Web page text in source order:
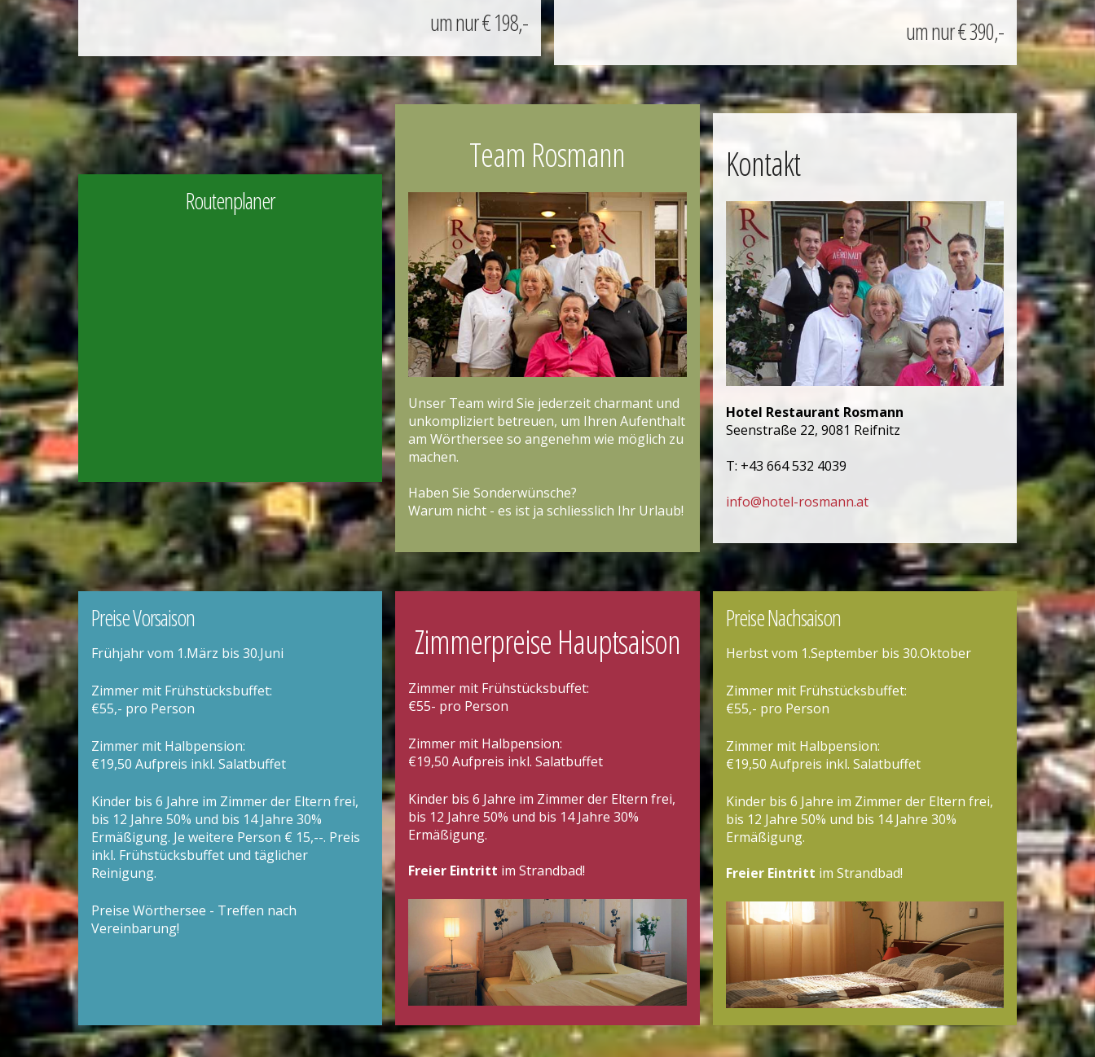
um nur € 198,- um nur € 390,-
Routenplaner
Team Rosmann
Unser Team wird Sie jederzeit charmant und
unkompliziert betreuen, um Ihren Aufenthalt
am Wörthersee so angenehm wie möglich zu
machen.
Haben Sie Sonderwünsche?
Warum nicht - es ist ja schliesslich Ihr Urlaub!
Kontakt
Hotel Restaurant Rosmann
Seenstraße 22, 9081 Reifnitz
T: +43 664 532 4039
info@hotel-rosmann.at
Preise Vorsaison
Frühjahr vom 1.März bis 30.Juni
Zimmer mit Frühstücksbuffet:
€55,- pro Person
Zimmer mit Halbpension:
€19,50 Aufpreis inkl. Salatbuffet
Kinder bis 6 Jahre im Zimmer der Eltern frei,
bis 12 Jahre 50% und bis 14 Jahre 30%
Ermäßigung. Je weitere Person € 15,--. Preis
inkl. Frühstücksbuffet und täglicher
Reinigung.
Preise Wörthersee - Treffen nach
Vereinbarung!
Zimmerpreise Hauptsaison
Zimmer mit Frühstücksbuffet:
€55- pro Person
Zimmer mit Halbpension:
€19,50 Aufpreis inkl. Salatbuffet
Kinder bis 6 Jahre im Zimmer der Eltern frei,
bis 12 Jahre 50% und bis 14 Jahre 30%
Ermäßigung.
Freier Eintritt im Strandbad!
Preise Nachsaison
Herbst vom 1.September bis 30.Oktober
Zimmer mit Frühstücksbuffet:
€55,- pro Person
Zimmer mit Halbpension:
€19,50 Aufpreis inkl. Salatbuffet
Kinder bis 6 Jahre im Zimmer der Eltern frei,
bis 12 Jahre 50% und bis 14 Jahre 30%
Ermäßigung.
Freier Eintritt im Strandbad!